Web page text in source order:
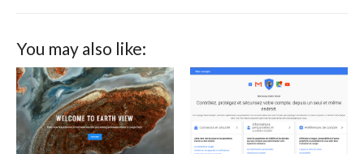
You may also like: